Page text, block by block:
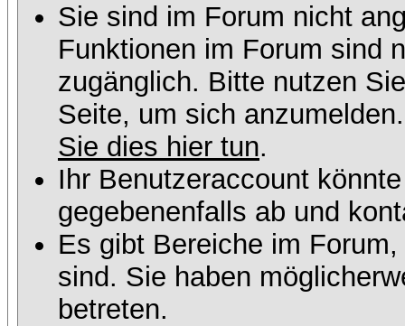
Sie sind im Forum nicht
Funktionen im Forum sind
zugänglich. Bitte nutzen
Seite, um sich
Sie dies hier tun.
Ihr Benutzeraccount
gegebenenfalls ab und
Es gibt Bereiche im
sind. Sie haben
betreten.